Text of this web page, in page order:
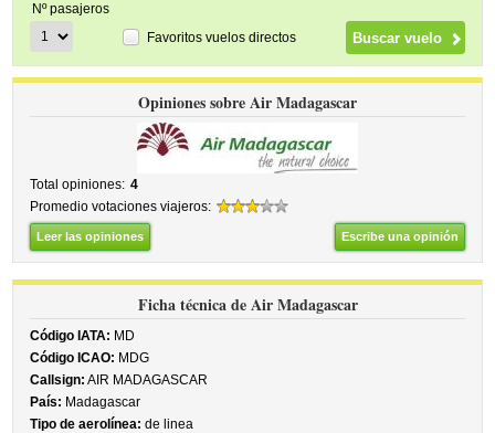
Nº pasajeros
Favoritos vuelos directos
Opiniones sobre Air Madagascar
Total opiniones: 4
Promedio votaciones viajeros:
Leer las opiniones Escribe una opinión
Ficha técnica de Air Madagascar
Código IATA: MD
Código ICAO: MDG
Callsign: AIR MADAGASCAR
País: Madagascar
Tipo de aerolínea: de linea